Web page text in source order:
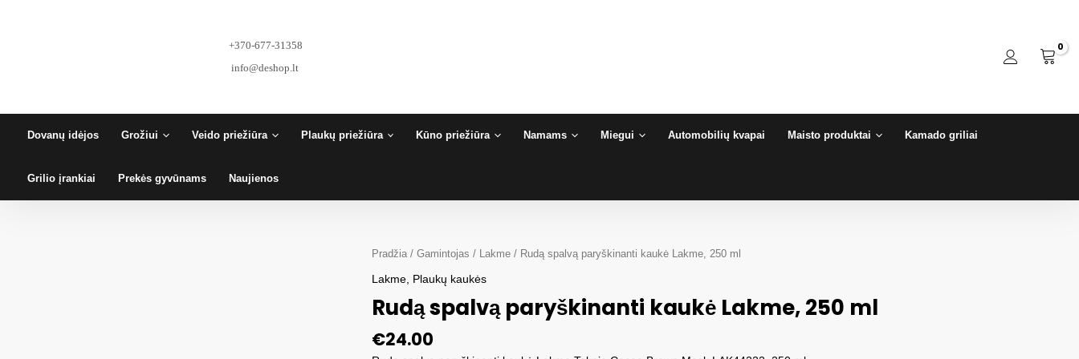
+370-677-31358
info@deshop.lt
Dovanų idėjos Grožiui Veido priežiūra Plaukų priežiūra Kūno priežiūra Namams Miegui Automobilių kvapai Maisto produktai Kamado griliai
Grilio įrankiai Prekės gyvūnams Naujienos
Pradžia /Gamintojas / Lakme / Rudą spalvą paryškinanti kaukė Lakme, 250 ml
Lakme Plaukų kaukės
Rudą spalvą paryškinanti kaukė Lakme, 250 ml
€24.00